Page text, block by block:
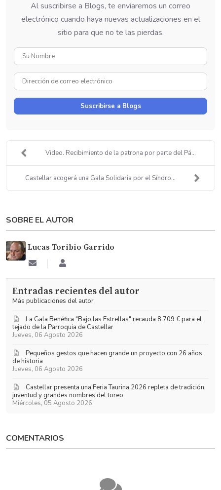
Al suscribirse a Blogs, te enviaremos un correo
electrónico cuando haya nuevas actualizaciones en el
sitio para que no te las pierdas.
Nombre
Dirección
de
correo
Suscribirse a Blogs
Video. Recibimiento de la patrona por parte del Pá...
Castellar acogerá una Gala Solidaria por el Síndro...
SOBRE EL AUTOR
Lucas Toribio Garrido
Suscribirse
las
actualizaciones
Garrido
Entradas recientes del autor
Más publicaciones del autor
Jueves, 06 Agosto 2026
La Gala Benéfica "Bajo las Estrellas" recauda 8.709 € para el
tejado de la Parroquia de Castellar
Jueves, 06 Agosto 2026
Pequeños gestos que hacen grande un proyecto con 26 años
de historia
Miércoles, 05 Agosto 2026
​Castellar presenta una Feria Taurina 2026 repleta de tradición,
juventud y grandes nombres del toreo
COMENTARIOS